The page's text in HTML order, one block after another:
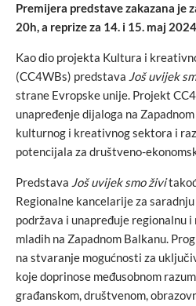
Premijera predstave zakazana je
20h, a reprize za 14. i 15. maj
Kao dio projekta Kultura i
(CC4WBs) predstava Još uvijek
strane Evropske unije. Projekt
unapređenje dijaloga na
kulturnog i kreativnog sektora i
potencijala za društveno-
Predstava Još uvijek smo živi
Regionalne kancelarije za
podržava i unapređuje regionalnu
mladih na Zapadnom Balkanu.
na stvaranje mogućnosti za
koje doprinose međusobnom
građanskom, društvenom,